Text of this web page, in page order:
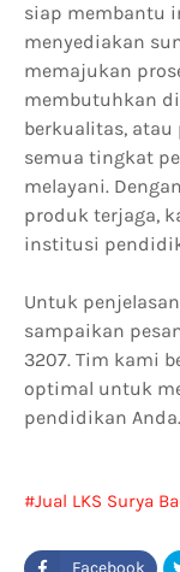
siap membantu
menyediakan
memajukan
membutuhkan
berkualitas,
semua tingkat
melayani.
produk terjaga,
institusi
Untuk
sampaikan
3207. Tim kami
optimal untuk
pendidikan Anda.
Jual LKS Surya